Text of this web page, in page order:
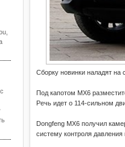
Сборку новинки наладят на
Под капотом MX6
Речь идет о 114-сильном
Dongfeng MX6 получил
систему контроля давления